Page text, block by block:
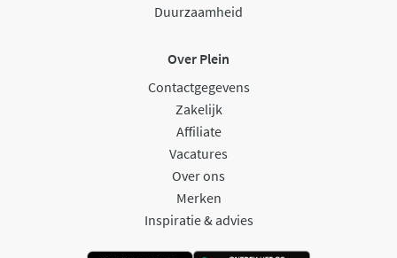
Duurzaamheid
Over Plein
Contactgegevens
Zakelijk
Affiliate
Vacatures
Over ons
Merken
Inspiratie & advies